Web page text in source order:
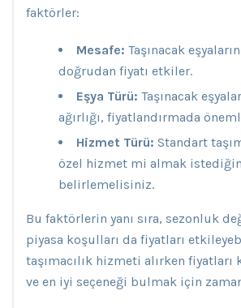
faktörler:
Mesafe: Taşınacak
doğrudan fiyatı etkiler.
Eşya Türü: Taşınacak
ağırlığı, fiyatlandırmada
Hizmet Türü: Standart
özel hizmet mi almak
belirlemelisiniz.
Bu faktörlerin yanı sıra, sezonluk
piyasa koşulları da fiyatları
taşımacılık hizmeti alırken fiyatları
ve en iyi seçeneği bulmak için zaman